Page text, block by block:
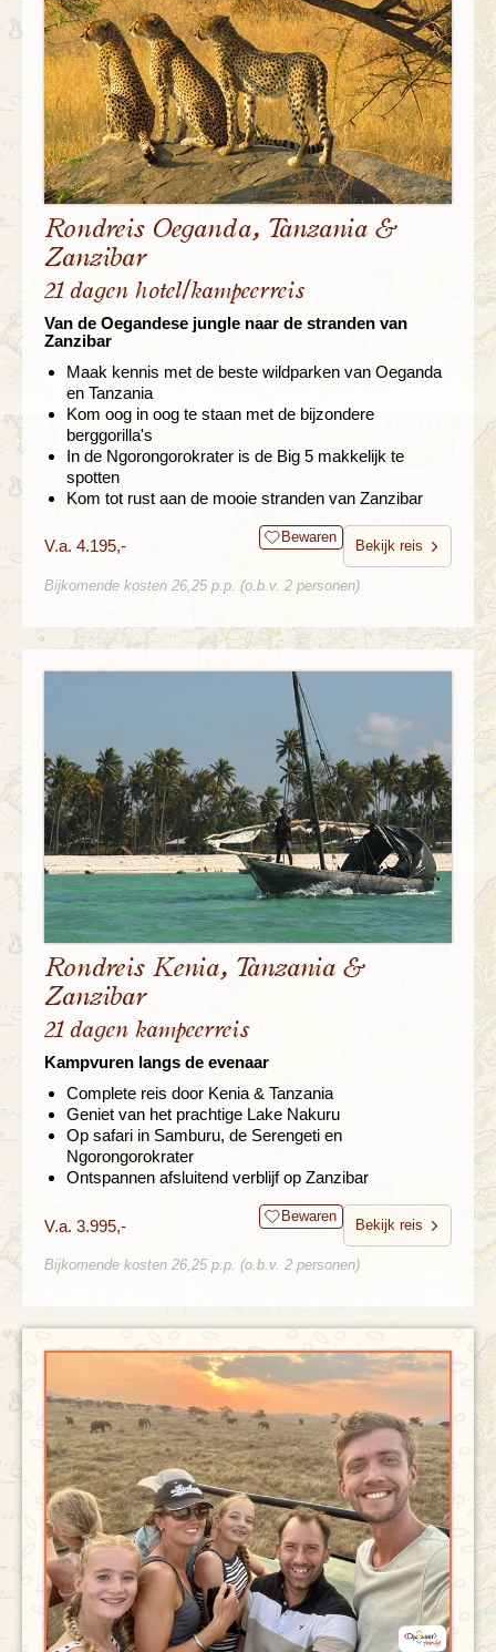
Rondreis Oeganda, Tanzania &
Zanzibar
21 dagen hotel/kampeerreis
Van de Oegandese jungle naar de stranden van
Zanzibar
Maak kennis met de beste wildparken van Oeganda
en Tanzania
Kom oog in oog te staan met de bijzondere
berggorilla's
In de Ngorongorokrater is de Big 5 makkelijk te
spotten
Kom tot rust aan de mooie stranden van Zanzibar
V.a. 4.195,- Bewaren
Bekijk reis
Bijkomende kosten 26,25 p.p. (o.b.v. 2 personen)
Rondreis Kenia, Tanzania &
Zanzibar
21 dagen kampeerreis
Kampvuren langs de evenaar
Complete reis door Kenia & Tanzania
Geniet van het prachtige Lake Nakuru
Op safari in Samburu, de Serengeti en
Ngorongorokrater
Ontspannen afsluitend verblijf op Zanzibar
V.a. 3.995,- Bewaren
Bekijk reis
Bijkomende kosten 26,25 p.p. (o.b.v. 2 personen)